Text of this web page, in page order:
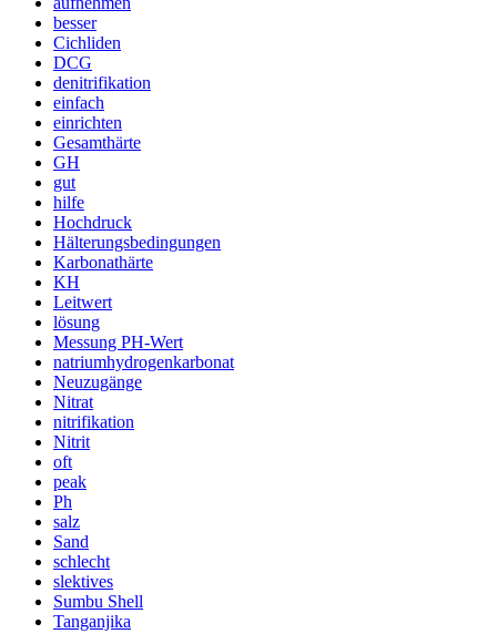
besser
Cichliden
DCG
denitrifikation
einfach
einrichten
Gesamthärte
GH
gut
hilfe
Hochdruck
Hälterungsbedingungen
Karbonathärte
KH
Leitwert
lösung
Messung PH-Wert
natriumhydrogenkarbonat
Neuzugänge
Nitrat
nitrifikation
Nitrit
oft
peak
Ph
salz
Sand
schlecht
slektives
Sumbu Shell
Tanganjika